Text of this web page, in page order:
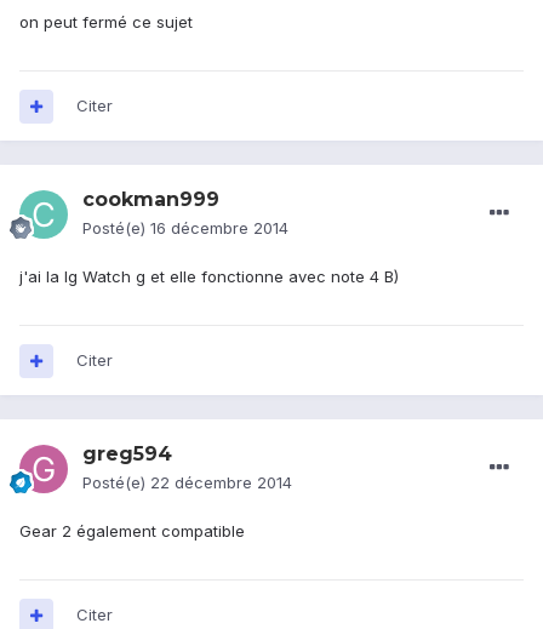
on peut fermé ce sujet
Citer
cookman999
Posté(e) 16 décembre 2014
j'ai la lg Watch g et elle fonctionne avec note 4 B)
Citer
greg594
Posté(e) 22 décembre 2014
Gear 2 également compatible
Citer